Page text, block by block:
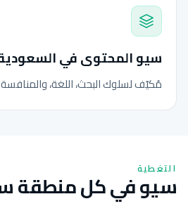
سيو المحتوى في
مُكيّف لسلوك البحث، اللغة،
التغطية
سيو في كل منطقة